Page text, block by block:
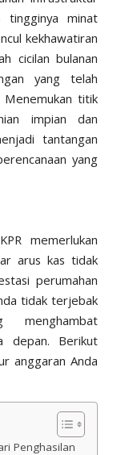
tingginya minat
kekhawatiran
cicilan bulanan
yang telah
Menemukan titik
impian dan
tantangan
yang
memerlukan
arus kas tidak
perumahan
tidak terjebak
menghambat
depan. Berikut
anggaran Anda
Penghasilan